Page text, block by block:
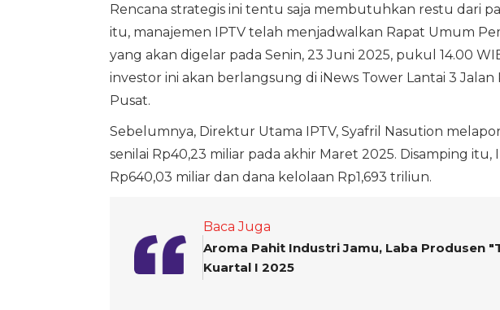
Rencana strategis ini tentu saja membutuhkan restu dari
itu, manajemen IPTV telah menjadwalkan Rapat Umum
yang akan digelar pada Senin, 23 Juni 2025, pukul 14.00
investor ini akan berlangsung di iNews Tower Lantai 3 Jalan
Pusat.
Sebelumnya, Direktur Utama IPTV, Syafril Nasution
senilai Rp40,23 miliar pada akhir Maret 2025. Disamping itu,
Rp640,03 miliar dan dana kelolaan Rp1,693 triliun.
Baca Juga
Aroma Pahit Industri Jamu, Laba Produsen
Kuartal I 2025